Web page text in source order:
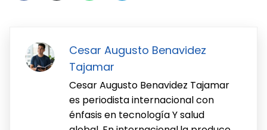
Cesar Augusto Benavidez
Tajamar
Cesar Augusto Benavidez Tajamar
es periodista internacional con
énfasis en tecnología Y salud